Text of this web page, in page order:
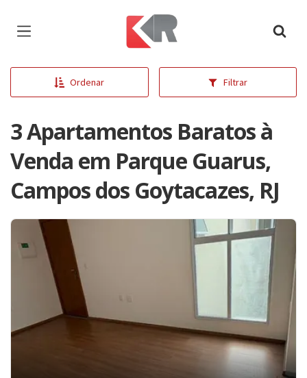
Página inicial
Ordenar Filtrar
3 Apartamentos Baratos à
Venda em Parque Guarus,
Campos dos Goytacazes, RJ